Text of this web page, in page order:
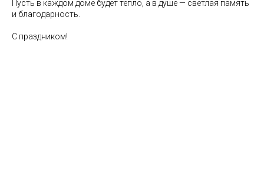
Пусть в каждом доме будет тепло, а в душе — светлая память
и благодарность.
С праздником!